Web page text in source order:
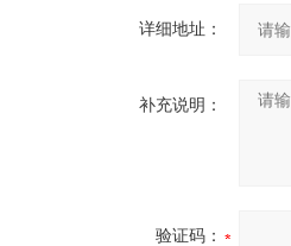
详细地址：
补充说明：
验证码：